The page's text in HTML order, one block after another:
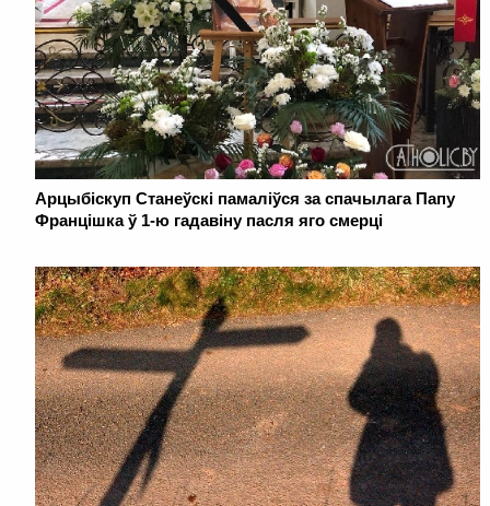
Арцыбіскуп Станеўскі памаліўся за спачылага Папу
Францішка ў 1-ю гадавіну пасля яго смерці